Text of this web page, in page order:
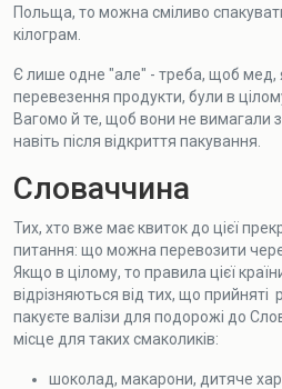
Польща, то можна сміливо
кілограм.
Є лише одне "але" - треба, щоб мед,
перевезення продукти, були в
Вагомо й те, щоб вони не вимагали
навіть після відкриття пакування.
Словаччина
Тих, хто вже має квиток до цієї
питання: що можна перевозити
Якщо в цілому, то правила цієї
відрізняються від тих, що
пакуєте валізи для подорожі до
місце для таких смаколиків:
шоколад, макарони, дитяче